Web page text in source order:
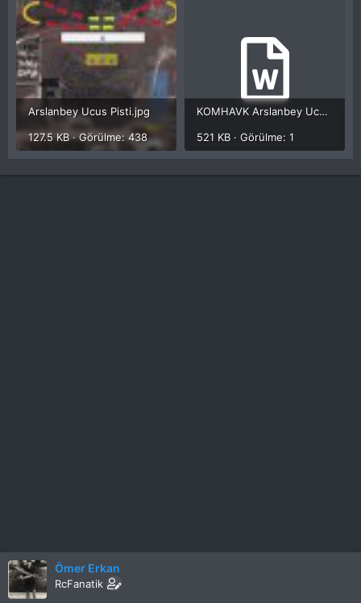
Arslanbey Ucus Pisti.jpg
127.5 KB · Görülme: 438
KOMHAVK Arslanbey Ucus Kurallari_Rev01.doc
521 KB · Görülme: 1
Ömer Erkan
RcFanatik